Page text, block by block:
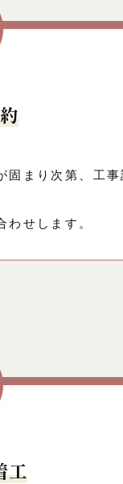
まり次第、工事
せします。
工